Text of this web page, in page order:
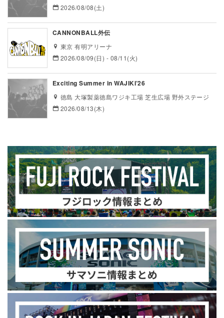
2026/08/08(土)
CANNONBALL外伝
東京 有明アリーナ
2026/08/09(日) - 08/11(火)
Exciting Summer in WAJIKI’26
徳島 大塚製薬徳島ワジキ工場 芝生広場 野外ステージ
2026/08/13(木)